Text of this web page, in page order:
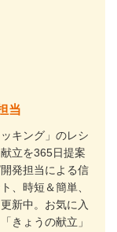
当
キング」のレシ
立を365日提案
発担当による信
、時短＆簡単、
新中。お気に入
きょうの献立」